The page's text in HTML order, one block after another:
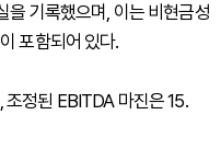
을 기록했으며, 이는 비현금성
포함되어 있다.
정된 EBITDA 마진은 15.